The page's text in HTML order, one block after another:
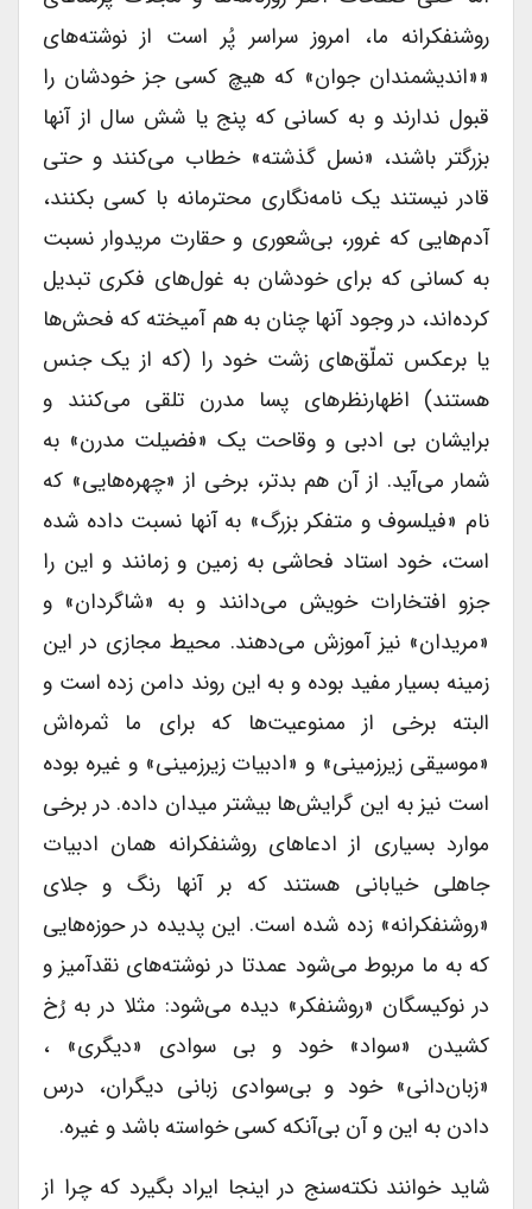
روشنفکرانه ما، امروز سراسر پُر است از نوشته‌های
««اندیشمندان جوان» که هیچ کسی جز خودشان را
قبول ندارند و به کسانی که پنج یا شش سال از آنها
بزرگتر باشند، «نسل گذشته» خطاب می‌کنند و حتی
قادر نیستند یک نامه‌نگاری محترمانه با کسی بکنند،
آدم‌هایی که غرور، بی‌شعوری و حقارت مریدوار نسبت
به کسانی که برای خودشان به غول‌های فکری تبدیل
کرده‌اند، در وجود آنها چنان به هم آمیخته که فحش‌ها
یا برعکس تملّق‌های زشت خود را (که از یک جنس
هستند) اظهار‌نظرهای پسا مدرن تلقی می‌کنند و
برایشان بی ادبی و وقاحت یک «فضیلت مدرن» به
شمار می‌آید. از آن هم بدتر، برخی از «چهره‌هایی» که
نام «فیلسوف و متفکر بزرگ» به آنها نسبت داده شده
است، خود استاد فحاشی به زمین و زمانند و این را
جزو افتخارات خویش می‌دانند و به «شاگردان» و
«مریدان» نیز آموزش می‌دهند. محیط مجازی در این
زمینه بسیار مفید بوده و به این روند دامن زده است و
البته برخی از ممنوعیت‌ها که برای ما ثمره‌اش
«موسیقی زیرزمینی» و «ادبیات زیر‌زمینی» و غیره بوده
است نیز به این گرایش‌ها بیشتر میدان داده. در برخی
موارد بسیاری از ادعاهای روشنفکرانه همان ادبیات
جاهلی خیابانی هستند که بر آنها رنگ و جلای
«روشنفکرانه» زده شده است. این پدیده در حوزه‌هایی
که به ما مربوط می‌شود عمدتا در نوشته‌های نقدآمیز و
در نوکیسگان «روشنفکر» دیده می‌شود: مثلا در به رُخ
کشیدن «سواد» خود و بی سوادی «دیگری» ،
«زبان‌دانی» خود و بی‌سوادی زبانی دیگران، درس
دادن به این و آن بی‌آنکه کسی خواسته باشد و غیره.
شاید خوانند نکته‌سنج در اینجا ایراد بگیرد که چرا از